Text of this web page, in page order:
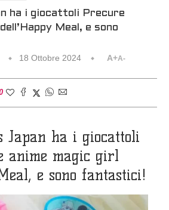
ha i giocattoli Precure
Meal, e sono
18 Ottobre 2024 A+A-
Japan ha i giocattoli
anime magic girl
e sono fantastici!